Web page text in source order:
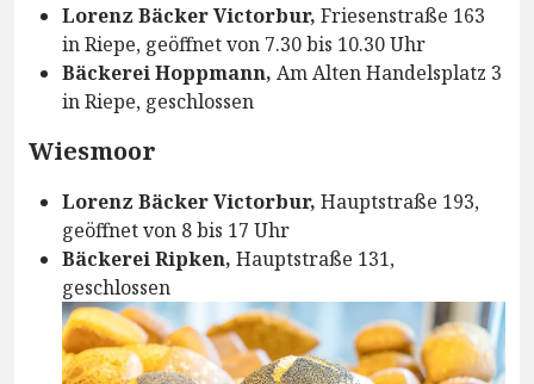
Lorenz Bäcker Victorbur, Friesenstraße 163
in Riepe, geöffnet von 7.30 bis 10.30 Uhr
Bäckerei Hoppmann, Am Alten Handelsplatz 3
in Riepe, geschlossen
Wiesmoor
Lorenz Bäcker Victorbur, Hauptstraße 193,
geöffnet von 8 bis 17 Uhr
Bäckerei Ripken, Hauptstraße 131,
geschlossen